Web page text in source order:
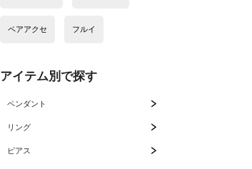
アイテム別で探す
ペンダント
リング
ピアス